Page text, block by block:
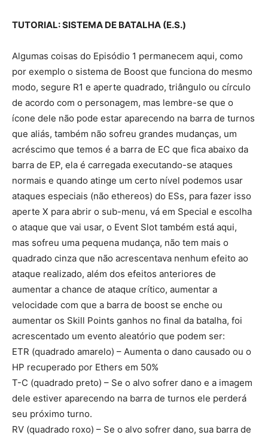
TUTORIAL: SISTEMA DE BATALHA (E.S.)
Algumas coisas do Episódio 1 permanecem aqui, como
por exemplo o sistema de Boost que funciona do mesmo
modo, segure R1 e aperte quadrado, triângulo ou círculo
de acordo com o personagem, mas lembre-se que o
ícone dele não pode estar aparecendo na barra de turnos
que aliás, também não sofreu grandes mudanças, um
acréscimo que temos é a barra de EC que fica abaixo da
barra de EP, ela é carregada executando-se ataques
normais e quando atinge um certo nível podemos usar
ataques especiais (não ethereos) do ESs, para fazer isso
aperte X para abrir o sub-menu, vá em Special e escolha
o ataque que vai usar, o Event Slot também está aqui,
mas sofreu uma pequena mudança, não tem mais o
quadrado cinza que não acrescentava nenhum efeito ao
ataque realizado, além dos efeitos anteriores de
aumentar a chance de ataque crítico, aumentar a
velocidade com que a barra de boost se enche ou
aumentar os Skill Points ganhos no final da batalha, foi
acrescentado um evento aleatório que podem ser:
ETR (quadrado amarelo) – Aumenta o dano causado ou o
HP recuperado por Ethers em 50%
T-C (quadrado preto) – Se o alvo sofrer dano e a imagem
dele estiver aparecendo na barra de turnos ele perderá
seu próximo turno.
RV (quadrado roxo) – Se o alvo sofrer dano, sua barra de